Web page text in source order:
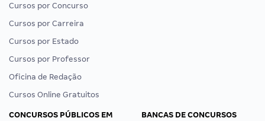
Cursos por Concurso
Cursos por Carreira
Cursos por Estado
Cursos por Professor
Oficina de Redação
Cursos Online Gratuitos
CONCURSOS PÚBLICOS EM
BANCAS DE CONCURSOS